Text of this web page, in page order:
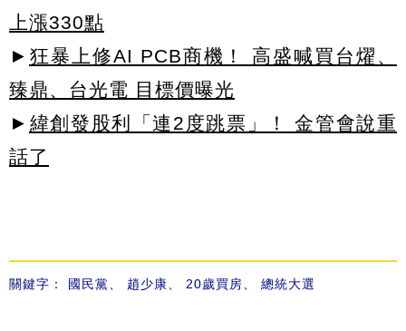
上漲330點
► 狂暴上修AI PCB商機！ 高盛喊買台燿、
臻鼎、台光電 目標價曝光
► 緯創發股利「連2度跳票」！ 金管會說重
話了
關鍵字： 國民黨 趙少康 20歲買房 總統大選